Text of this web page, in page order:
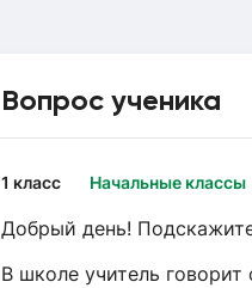
Вопрос ученика
Начальные классы
1 класс
Добрый день!
В школе учитель говорит